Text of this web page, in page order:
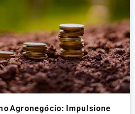
Agronegócio: Impulsione